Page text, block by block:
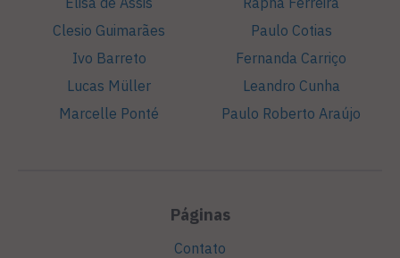
Clesio Guimarães
Ivo Barreto
Lucas Müller
Marcelle Ponté
Paulo Cotias
Fernanda Carriço
Leandro Cunha
Paulo Roberto Araújo
Páginas
Contato